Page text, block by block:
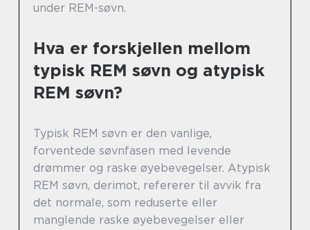
under REM-søvn.
Hva er forskjellen mellom
typisk REM søvn og atypisk
REM søvn?
Typisk REM søvn er den vanlige,
forventede søvnfasen med levende
drømmer og raske øyebevegelser. Atypisk
REM søvn, derimot, refererer til avvik fra
det normale, som reduserte eller
manglende raske øyebevegelser eller